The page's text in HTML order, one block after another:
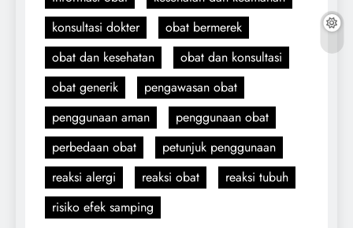
konsultasi dokter
obat bermerek
obat dan kesehatan
obat dan konsultasi
obat generik
pengawasan obat
penggunaan aman
penggunaan obat
perbedaan obat
petunjuk penggunaan
reaksi alergi
reaksi obat
reaksi tubuh
risiko efek samping